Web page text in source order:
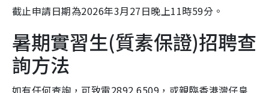
截止申請日期為2026年3月27日晚上11時59分。
暑期實習生(質素保證)招聘查
詢方法